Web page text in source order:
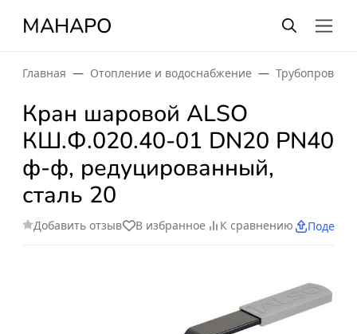
МАНАРО
Главная Отопление и водоснабжение
Кран шаровой ALSO
КШ.Ф.020.40-01 DN20 PN40
ф-ф, редуцированный,
сталь 20
Добавить отзыв В избранное К сравнению